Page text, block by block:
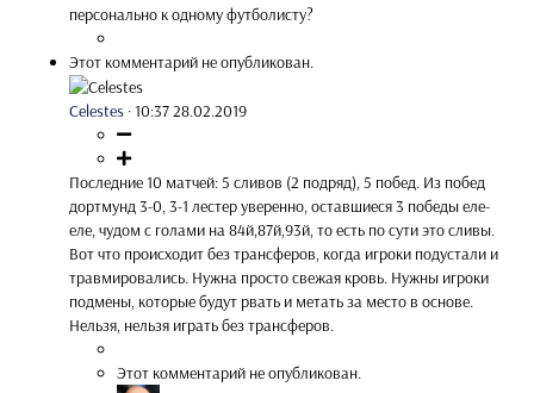
персонально к одному футболисту?
Этот комментарий не опубликован.
Celestes ·10:37 28.02.2019
Последние 10 матчей: 5 сливов (2 подряд), 5 побед. Из побед
дортмунд 3-0, 3-1 лестер уверенно, оставшиеся 3 победы еле-
еле, чудом с голами на 84й,87й,93й, то есть по сути это сливы.
Вот что происходит без трансферов, когда игроки подустали и
травмировались. Нужна просто свежая кровь. Нужны игроки
подмены, которые будут рвать и метать за место в основе.
Нельзя, нельзя играть без трансферов.
Этот комментарий не опубликован.